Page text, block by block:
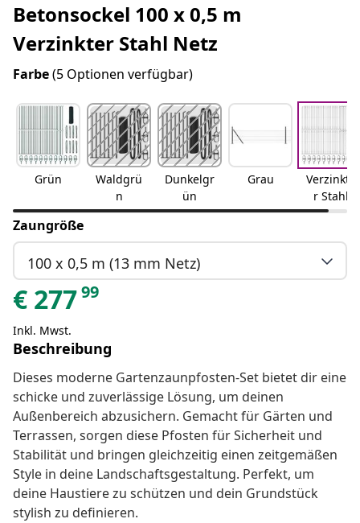
Betonsockel 100 x 0,5 m
Verzinkter Stahl Netz
Farbe(5 Optionen verfügbar)
Grün
Waldgrü
n
Dunkelgr
ün
Grau
Verzinkte
r Stahl
Zaungröße
100 x 0,5 m (13 mm Netz)
€ 27799
Inkl. Mwst.
Beschreibung
Dieses moderne Gartenzaunpfosten-Set bietet dir eine
schicke und zuverlässige Lösung, um deinen
Außenbereich abzusichern. Gemacht für Gärten und
Terrassen, sorgen diese Pfosten für Sicherheit und
Stabilität und bringen gleichzeitig einen zeitgemäßen
Style in deine Landschaftsgestaltung. Perfekt, um
deine Haustiere zu schützen und dein Grundstück
stylish zu definieren.